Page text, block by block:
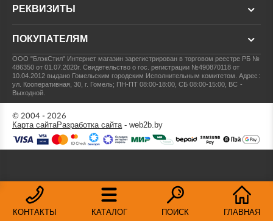
КОНТАКТЫ КАТАЛОГ ПОИСК ГЛАВНАЯ
РЕКВИЗИТЫ
ПОКУПАТЕЛЯМ
ООО "БлэкСтил" Интернет магазин зарегистрирован в торговом реестре РБ №
486350 от 01.07.2020г.Свидетельство о гос. регистрации №490870118 от
10.04.2012 выдано Гомельским городским Исполнительным комитетом.Адрес:
ул. Кооперативная, 30, г. Гомель; ПН-ПТ 08:00-18:00, СБ 08:00-15:00, ВС -
Выходной.
© 2004 - 2026
Карта сайтаРазработка сайта- web2b.by